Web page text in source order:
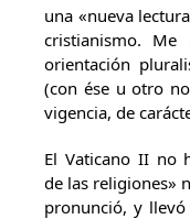
una «nueva
cristianismo.
orientación
(con ése u otro
vigencia, de
El Vaticano II no
de las religiones»
pronunció, y